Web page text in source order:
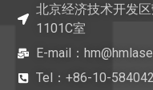
北京经济技术开发
1101C室
E-mail：
Tel：+86-10-